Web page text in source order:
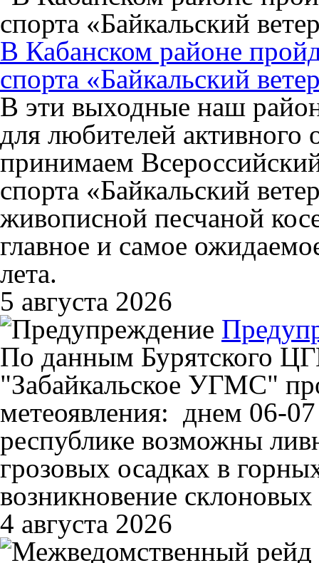
В Кабанском районе
спорта «Байкальский
В эти выходные наш
для любителей
принимаем
спорта «Байкальский
живописной песчаной
главное и самое
лета.
5 августа 2026
По данным Бурятского
"Забайкальское УГМС"
метеоявления: днем 06-07
республике возможны
грозовых осадках в
возникновение склоновых
4 августа 2026